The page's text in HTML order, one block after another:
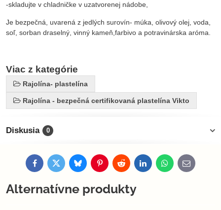
-skladujte v chladničke v uzatvorenej nádobe,
Je bezpečná, uvarená z jedlých surovín- múka, olivový olej, voda,
soľ, sorban draselný, vinný kameň,farbivo a potravinárska aróma.
Viac z kategórie
Rajolína- plastelína
Rajolína - bezpečná certifikovaná plastelína Vikto
Diskusia 0
FacebookTwitterBlueskyPinterestRedditLinkedInWhatsApp
E-
mail
Alternatívne produkty